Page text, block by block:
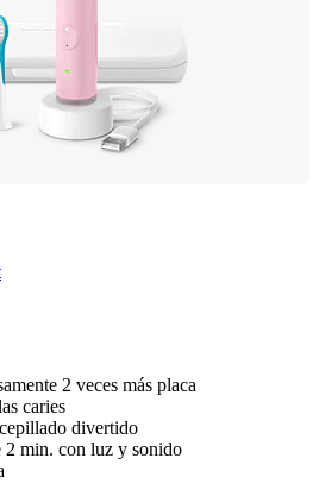
2 veces más placa
caries
divertido
2 min. con luz y sonido